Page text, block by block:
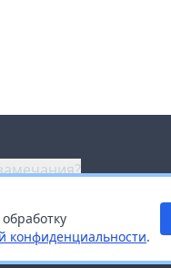
конфиденциальности.
звонок